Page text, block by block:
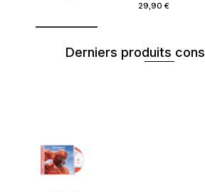
29,90 €
Derniers produits